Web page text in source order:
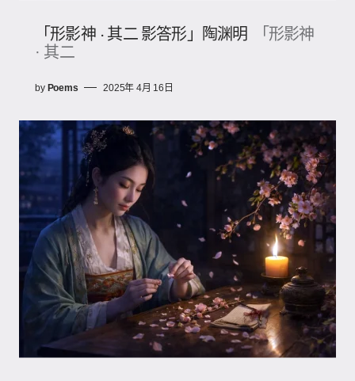
「形影神 · 其二 影答形」陶渊明
「形影神
· 其二
by Poems 2025年 4月 16日